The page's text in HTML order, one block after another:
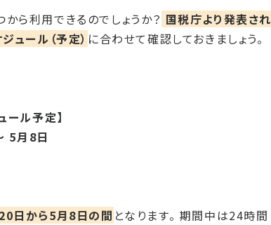
ら利用できるのでしょうか？ 国税庁より発表され
ュール（予定） に合わせて確認しておきましょう。
ール予定】
5月8日
日から5月8日の間 となります。 期間中は24時間